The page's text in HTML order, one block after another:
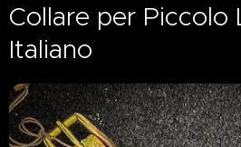
Collare per Piccolo
Italiano